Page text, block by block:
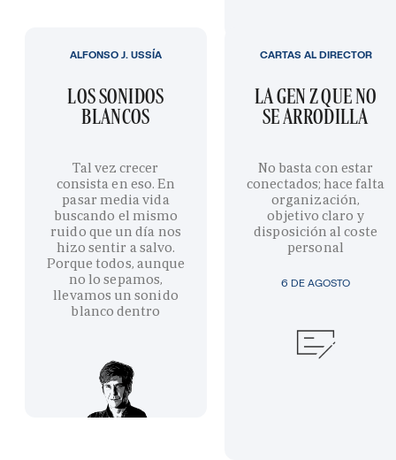
LOS SONIDOS
BLANCOS
Tal vez crecer
consista en eso. En
pasar media vida
buscando el mismo
ruido que un día nos
hizo sentir a salvo.
Porque todos, aunque
no lo sepamos,
llevamos un sonido
blanco dentro
ALFONSO J. USSÍA
6 DE AGOSTO
LA GEN Z QUE NO
SE ARRODILLA
No basta con estar
conectados; hace falta
organización,
objetivo claro y
disposición al coste
personal
CARTAS AL DIRECTOR